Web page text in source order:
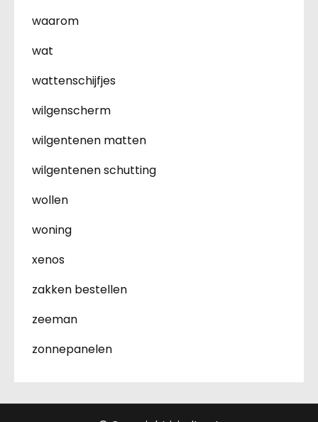
waarom
wat
wattenschijfjes
wilgenscherm
wilgentenen matten
wilgentenen schutting
wollen
woning
xenos
zakken bestellen
zeeman
zonnepanelen